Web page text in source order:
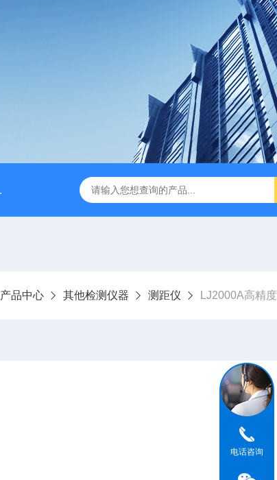
LJ-W110X标准COD消解器 LJ-W110XCOD消解器
产品中心 其他检测仪器 测距仪 LJ2000A高精
电话咨询